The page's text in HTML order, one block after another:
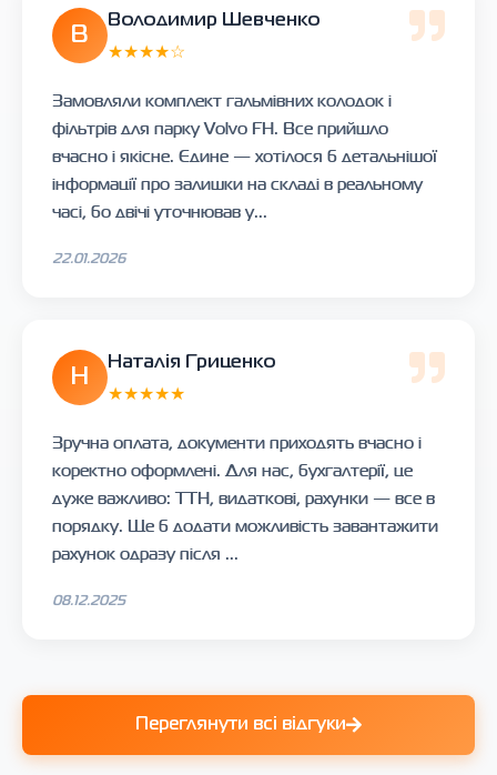
В
Володимир Шевченко
★★★★☆
Замовляли комплект гальмівних колодок і
фільтрів для парку Volvo FH. Все прийшло
вчасно і якісне. Єдине — хотілося б детальнішої
інформації про залишки на складі в реальному
часі, бо двічі уточнював у...
22.01.2026
Н
Наталія Гриценко
★★★★★
Зручна оплата, документи приходять вчасно і
коректно оформлені. Для нас, бухгалтерії, це
дуже важливо: ТТН, видаткові, рахунки — все в
порядку. Ще б додати можливість завантажити
рахунок одразу після ...
08.12.2025
Переглянути всі відгуки